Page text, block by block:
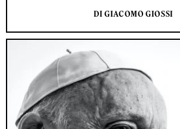
DI GIACOMO GIOSSI